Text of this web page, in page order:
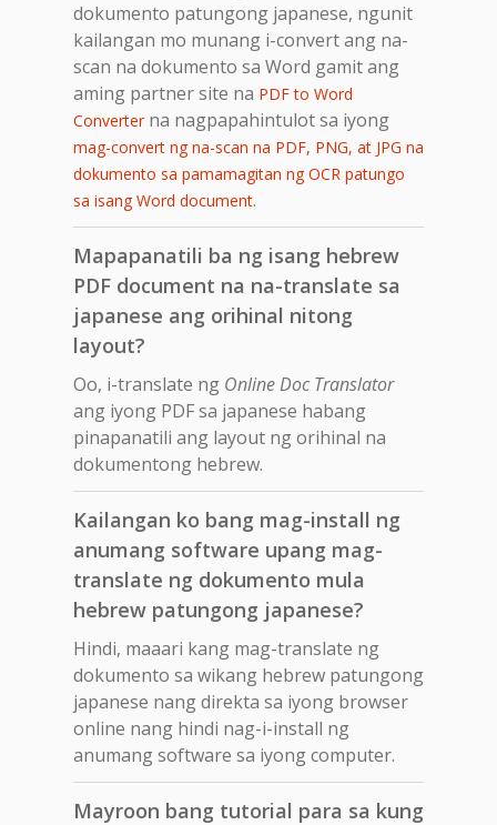
dokumento patungong japanese, ngunit
kailangan mo munang i-convert ang na-
scan na dokumento sa Word gamit ang
aming partner site na PDF to Word
Converterna nagpapahintulot sa iyong
mag-convert ng na-scan na PDF, PNG, at JPG na
dokumento sa pamamagitan ng OCR patungo
sa isang Word document.
Mapapanatili ba ng isang hebrew
PDF document na na-translate sa
japanese ang orihinal nitong
layout?
Oo, i-translate ng Online Doc Translator
ang iyong PDF sa japanese habang
pinapanatili ang layout ng orihinal na
dokumentong hebrew.
Kailangan ko bang mag-install ng
anumang software upang mag-
translate ng dokumento mula
hebrew patungong japanese?
Hindi, maaari kang mag-translate ng
dokumento sa wikang hebrew patungong
japanese nang direkta sa iyong browser
online nang hindi nag-i-install ng
anumang software sa iyong computer.
Mayroon bang tutorial para sa kung